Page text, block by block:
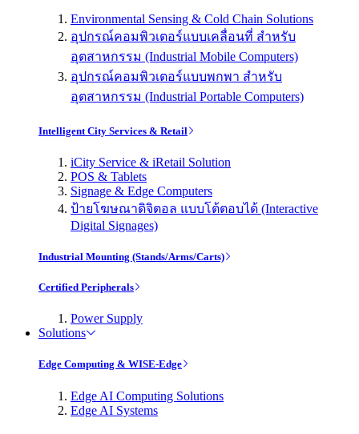
Environmental Sensing & Cold Chain Solutions
อุปกรณ์คอมพิวเตอร์แบบเคลื่อนที่ สำหรับ
อุตสาหกรรม (Industrial Mobile Computers)
อุปกรณ์คอมพิวเตอร์แบบพกพา สำหรับ
อุตสาหกรรม (Industrial Portable Computers)
Intelligent City Services & Retail
iCity Service & iRetail Solution
POS & Tablets
Signage & Edge Computers
ป้ายโฆษณาดิจิตอล แบบโต้ตอบได้ (Interactive
Digital Signages)
Industrial Mounting (Stands/Arms/Carts)
Certified Peripherals
Power Supply
Solutions
Edge Computing & WISE-Edge
Edge AI Computing Solutions
Edge AI Systems